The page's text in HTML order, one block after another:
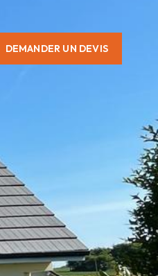
DEMANDER UN DEVIS